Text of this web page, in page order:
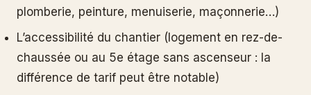
plomberie, peinture, menuiserie, maçonnerie…)
L’accessibilité du chantier (logement en rez-de-
chaussée ou au 5e étage sans ascenseur : la
différence de tarif peut être notable)